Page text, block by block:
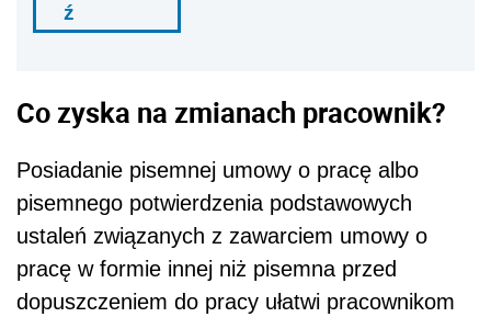
ź
Co zyska na zmianach pracownik?
Posiadanie pisemnej umowy o pracę albo
pisemnego potwierdzenia podstawowych
ustaleń związanych z zawarciem umowy o
pracę w formie innej niż pisemna przed
dopuszczeniem do pracy ułatwi pracownikom